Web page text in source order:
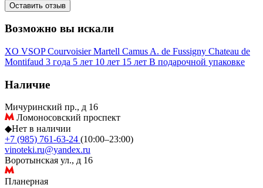
Оставить отзыв
Возможно вы искали
XO VSOPCourvoisierMartell Camus A. de Fussigny Chateau de
Montifaud 3 года 5 лет 10 лет 15 лет В подарочной упаковке
Наличие
Мичуринский пр., д 16
Ломоносовский проспект
◆Нет в наличии
+7 (985) 761-63-24 (10:00–23:00)
vinoteki.ru@yandex.ru
Воротынская ул., д 16
Планерная